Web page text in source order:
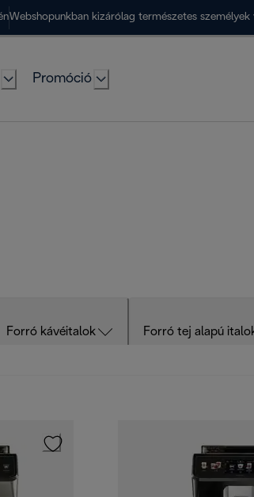
Webshopunkban kizárólag természetes személyek
Promóció
Forró kávéitalok Forró tej alapú